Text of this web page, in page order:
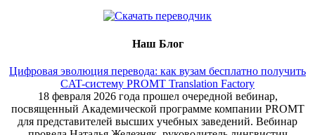
Наш Блог
Цифровая эволюция перевода: как вузам бесплатно получить
CAT-систему PROMT Translation Factory
18 февраля 2026 года прошел очередной вебинар,
посвященный Академической программе компании PROMT
для представителей высших учебных заведений. Вебинар